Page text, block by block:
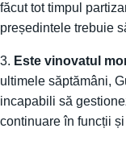
făcut tot timpul
președintele trebuie
3. Este vinovatul
ultimele săptămâni,
incapabili să
continuare în funcții